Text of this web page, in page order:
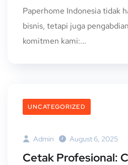
Paperhome Indonesia tidak
bisnis, tetapi juga
komitmen kami:...
UNCATEGORIZED
Admin August 6, 2025
Cetak Profesional: